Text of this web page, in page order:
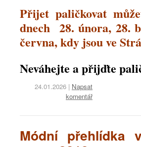
Přijet paličkovat
dnech 28. února, 28.
června, kdy jsou ve
Neváhejte a přijďte
24.01.2026 | Napsat
komentář
Módní přehlídka